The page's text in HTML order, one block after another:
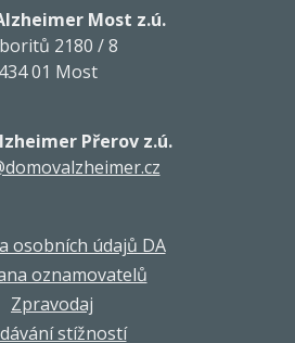
Most z.ú.
2180 / 8
434 01 Most
Přerov z.ú.
osobních údajů DA
oznamovatelů
Zpravodaj
stížností